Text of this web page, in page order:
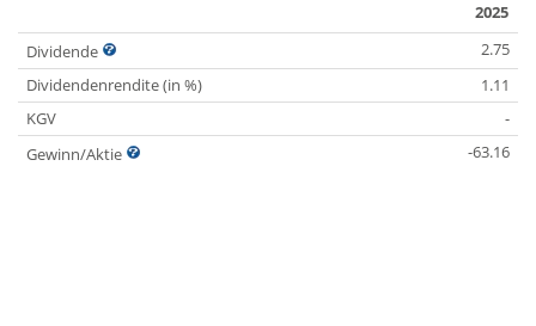
2025
Dividende
2.75
Dividendenrendite (in %)
1.11
KGV
-
Gewinn/Aktie
-63.16